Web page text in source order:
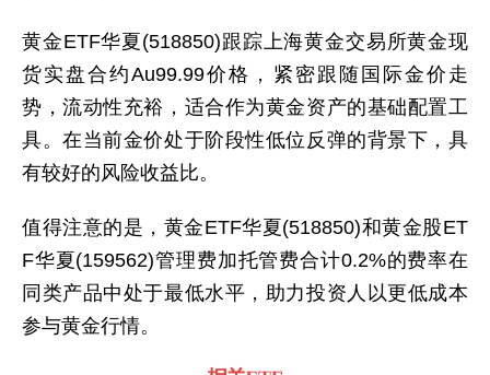
黄金ETF华夏(518850)跟踪上海黄金交易所黄金现
货实盘合约Au99.99价格，紧密跟随国际金价走
势，流动性充裕，适合作为黄金资产的基础配置工
具。在当前金价处于阶段性低位反弹的背景下，具
有较好的风险收益比。
值得注意的是，黄金ETF华夏(518850)和黄金股ET
F华夏(159562)管理费加托管费合计0.2%的费率在
同类产品中处于最低水平，助力投资人以更低成本
参与黄金行情。